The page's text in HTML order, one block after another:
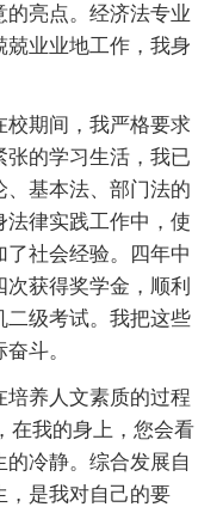
亮点。经济法专业
兢业业地工作，我身
期间，我严格要求
张的学习生活，我已
基本法、部门法的
律实践工作中，使
社会经验。四年中
获得奖学金，顺利
二级考试。我把这些
斗。
养人文素质的过程
在我的身上，您会看
冷静。综合发展自
，是我对自己的要